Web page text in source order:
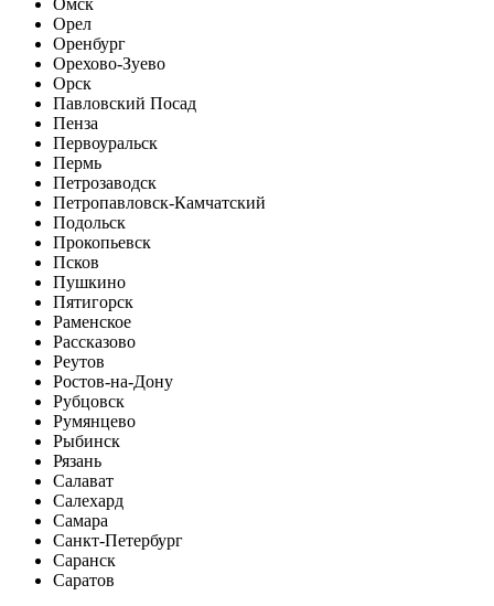
Орел
Оренбург
Орехово-Зуево
Орск
Павловский Посад
Пенза
Первоуральск
Пермь
Петрозаводск
Петропавловск-Камчатский
Подольск
Прокопьевск
Псков
Пушкино
Пятигорск
Раменское
Рассказово
Реутов
Ростов-на-Дону
Рубцовск
Румянцево
Рыбинск
Рязань
Салават
Салехард
Самара
Санкт-Петербург
Саранск
Саратов